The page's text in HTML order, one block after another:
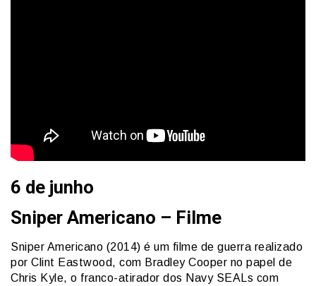
6 de junho
Sniper Americano – Filme
Sniper Americano (2014) é um filme de guerra realizado
por Clint Eastwood, com Bradley Cooper no papel de
Chris Kyle, o franco-atirador dos Navy SEALs com